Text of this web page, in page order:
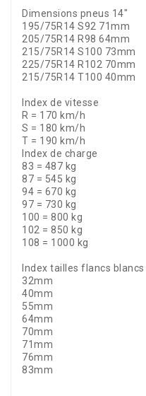
Dimensions pneus 14"
195/75R14 S92 71mm
205/75R14 R98 64mm
215/75R14 S100 73mm
225/75R14 R102 70mm
215/75R14 T100 40mm
Index de vitesse
R = 170 km/h
S = 180 km/h
T = 190 km/h
Index de charge
83 = 487 kg
87 = 545 kg
94 = 670 kg
97 = 730 kg
100 = 800 kg
102 = 850 kg
108 = 1000 kg
Index tailles flancs blancs
32mm
40mm
55mm
64mm
70mm
71mm
76mm
83mm